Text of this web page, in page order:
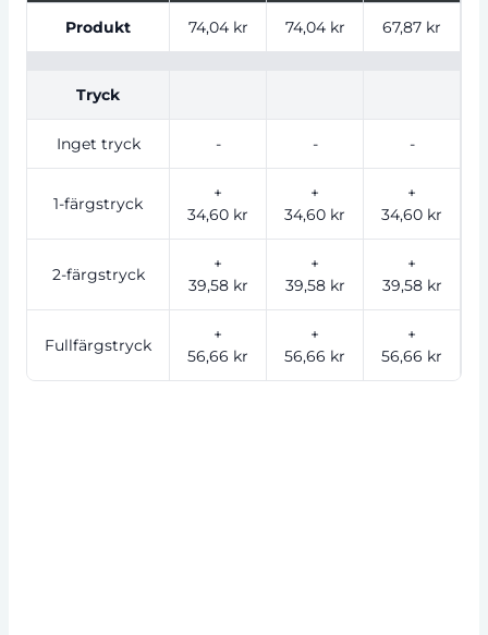
Produkt 74,04 kr 74,04 kr 67,87 kr
Tryck
Inget tryck - - -
1-färgstryck
+
34,60 kr
+
34,60 kr
+
34,60 kr
2-färgstryck
+
39,58 kr
+
39,58 kr
+
39,58 kr
Fullfärgstryck
+
56,66 kr
+
56,66 kr
+
56,66 kr